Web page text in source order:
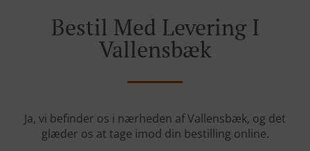
Bestil Med Levering I
Vallensbæk
Ja, vi befinder os i nærheden af Vallensbæk, og det
glæder os at tage imod din bestilling online.